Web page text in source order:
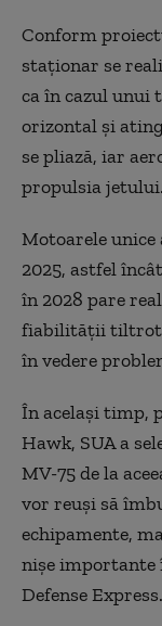
Conform
staționar se
ca în cazul unui
orizontal și
se pliază, iar
propulsia jetului.
Motoarele
2025, astfel
în 2028 pare
fiabilității
în vedere
În același timp,
Hawk, SUA a
MV-75 de la
vor reuși să
echipamente,
nișe importante
Defense Express.